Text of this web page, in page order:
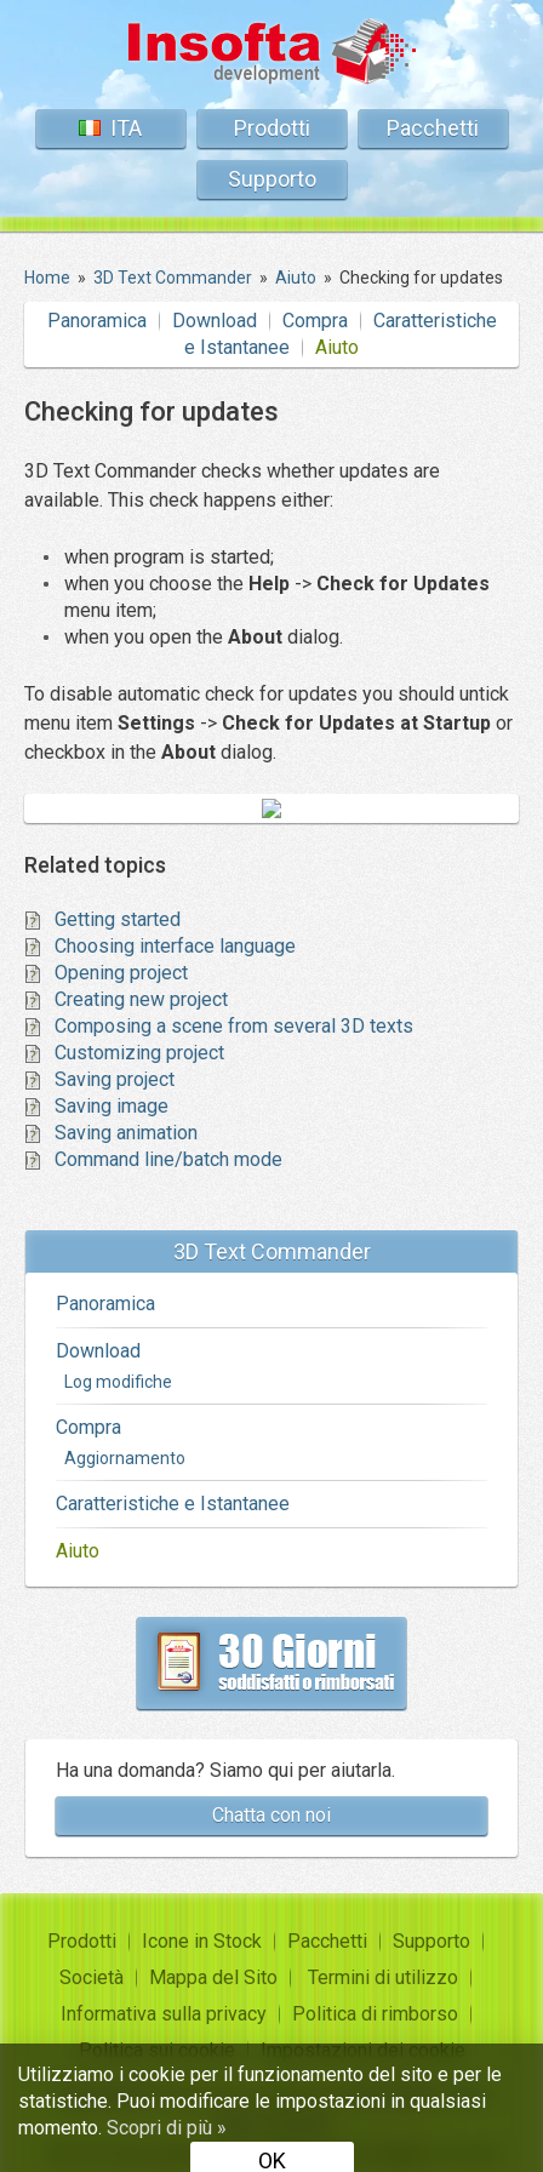
ITA Prodotti
Pacchetti
Supporto
Home » 3D Text Commander » Aiuto » Checking for updates
Panoramica Download Compra
Caratteristiche
e Istantanee
Aiuto
Checking for updates
3D Text Commander checks whether updates are
available. This check happens either:
when program is started;
when you choose the Help -> Check for Updates
menu item;
when you open the About dialog.
To disable automatic check for updates you should untick
menu item Settings -> Check for Updates at Startup or
checkbox in the About dialog.
Related topics
Getting started
Choosing interface language
Opening project
Creating new project
Composing a scene from several 3D texts
Customizing project
Saving project
Saving image
Saving animation
Command line/batch mode
3D Text Commander
Panoramica
Download
Log modifiche
Compra
Aggiornamento
Caratteristiche e Istantanee
Aiuto
Ha una domanda? Siamo qui per aiutarla.
Chatta con noi
Prodotti Icone in Stock Pacchetti
Supporto
Società
Mappa del Sito
Termini di utilizzo
Informativa sulla privacy
Politica di rimborso
Politica sui cookie
Impostazioni dei cookie
Copyright © Insofta Development 2004-2026. Tutti i
diritti riservati
Set di icone gratuiti, convertitore da immagine a icona
Utilizziamo i cookie per il funzionamento del sito e per le
statistiche. Puoi modificare le impostazioni in qualsiasi
momento. Scopri di più »
OK